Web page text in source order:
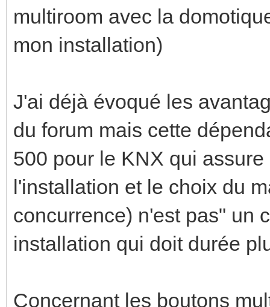
multiroom avec la
mon installation)
J'ai déjà évoqué les
du forum mais cette
500 pour le KNX qui
l'installation et le choix du
concurrence) n'est pas" un
installation qui doit durée
Concernant les boutons